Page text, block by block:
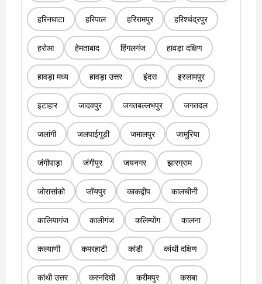
हरिनघाटा हरिपाल हरिरामपुर हरिश्चंद्रपुर
हरोआ हेमताबाद हिंगलगंज हावड़ा दक्षिण
हावड़ा मध्य हावड़ा उत्तर इंदस इस्लामपुर
इटाहार जादवपुर जगतबल्लभपुर जगतदल
जलांगी जलपाईगुड़ी जमालपुर जामुरिया
जंगीपाड़ा जंगीपुर जयनगर झारग्राम
जोरासांको जॉयपुर काकद्वीप कालचीनी
कालियागंज कालीगंज कलिम्पोंग कालना
कल्याणी कमरहाटी कांडी कांथी दक्षिण
कांथी उत्तर करनदिघी करीमपुर कसबा